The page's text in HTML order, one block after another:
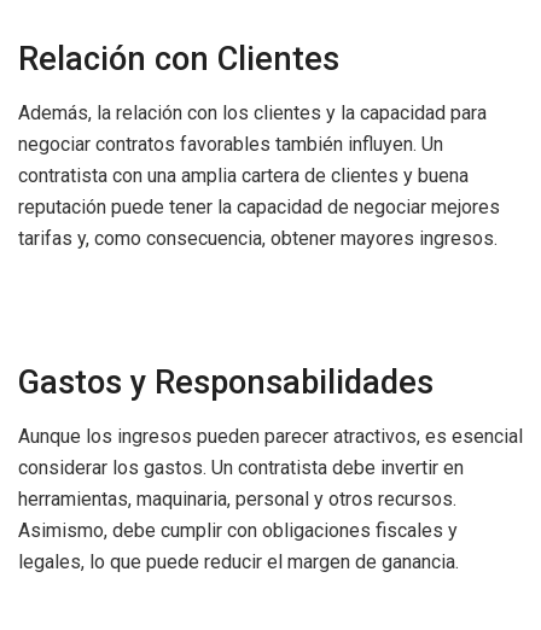
Relación con Clientes
Además, la relación con los clientes y la capacidad para
negociar contratos favorables también influyen. Un
contratista con una amplia cartera de clientes y buena
reputación puede tener la capacidad de negociar mejores
tarifas y, como consecuencia, obtener mayores ingresos.
Gastos y Responsabilidades
Aunque los ingresos pueden parecer atractivos, es esencial
considerar los gastos. Un contratista debe invertir en
herramientas, maquinaria, personal y otros recursos.
Asimismo, debe cumplir con obligaciones fiscales y
legales, lo que puede reducir el margen de ganancia.